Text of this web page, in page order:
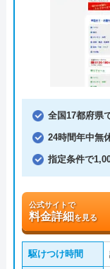
全国17都府県
24時間年中無
指定条件で
公式サイトで
料金詳細を見る
駆けつけ時間